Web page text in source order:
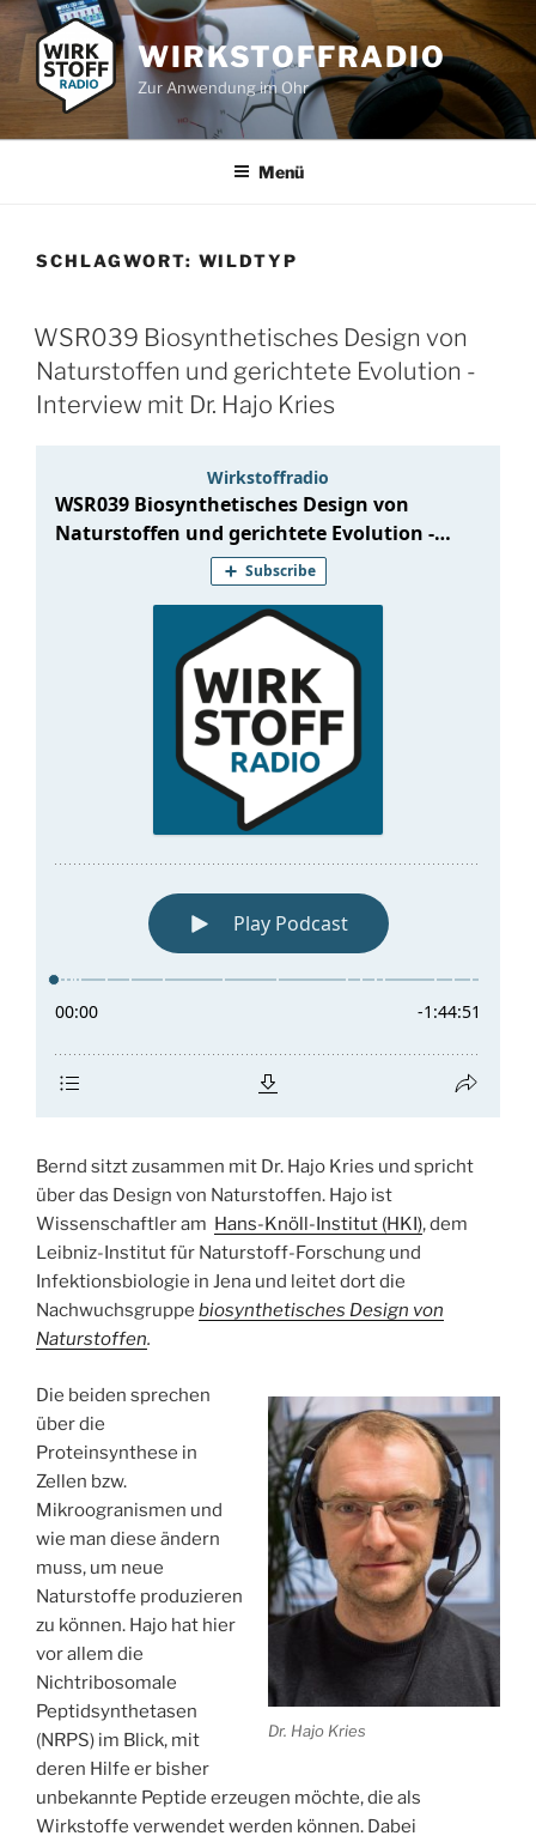
Zum
Inhalt
springen
WIRKSTOFFRADIO
Zur Anwendung im Ohr
Menü
SCHLAGWORT: WILDTYP
WSR039 Biosynthetisches Design von
Naturstoffen und gerichtete Evolution -
Interview mit Dr. Hajo Kries
Bernd sitzt zusammen mit Dr. Hajo Kries und spricht
über das Design von Naturstoffen. Hajo ist
Wissenschaftler am Hans-Knöll-Institut (HKI), dem
Leibniz-Institut für Naturstoff-Forschung und
Infektionsbiologie in Jena und leitet dort die
Nachwuchsgruppe biosynthetisches Design von
Naturstoffen.
Dr. Hajo Kries
Die beiden sprechen
über die
Proteinsynthese in
Zellen bzw.
Mikroogranismen und
wie man diese ändern
muss, um neue
Naturstoffe produzieren
zu können. Hajo hat hier
vor allem die
Nichtribosomale
Peptidsynthetasen
(NRPS) im Blick, mit
deren Hilfe er bisher
unbekannte Peptide erzeugen möchte, die als
Wirkstoffe verwendet werden können. Dabei